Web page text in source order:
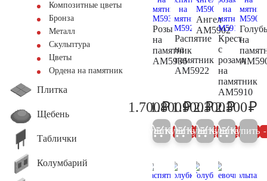
Композитные цветы
Бронза
Металл
Скульптура
Цветы
Ордена на памятник
Плитка
Щебень
Таблички
Колумбарий
Розы
на
памятник
AM5936
1.800
1.700₽
Купить 5%
Распятие
на
памятник
AM5922
1.900
1.800₽
Купить 5%
Ангел
AM5902
2.000
1.900₽
Купить 5%
Крест
с
розами
на
памятник
AM5910
2.400
2.300₽
Купить 5%
на
2.300₽
Купить